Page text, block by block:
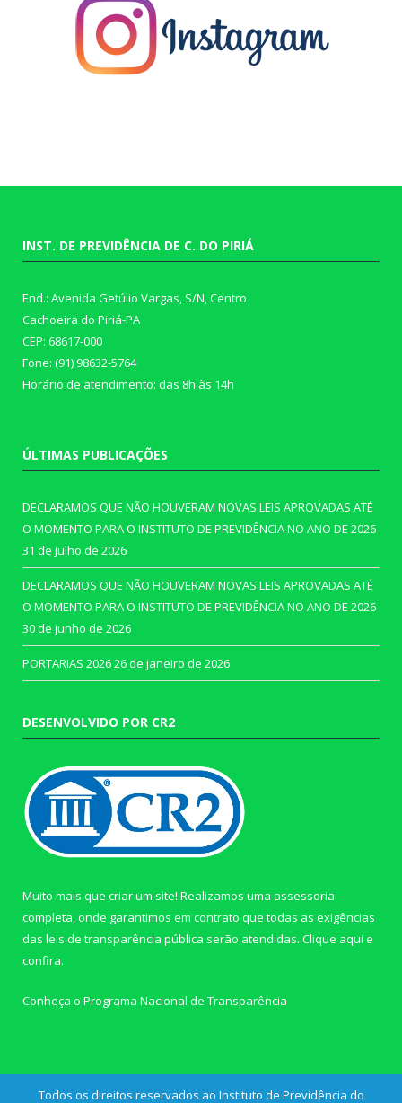
INST. DE PREVIDÊNCIA DE C. DO PIRIÁ
End.: Avenida Getúlio Vargas, S/N, Centro
Cachoeira do Piriá-PA
CEP: 68617-000
Fone: (91) 98632-5764
Horário de atendimento: das 8h às 14h
ÚLTIMAS PUBLICAÇÕES
DECLARAMOS QUE NÃO HOUVERAM NOVAS LEIS APROVADAS ATÉ
O MOMENTO PARA O INSTITUTO DE PREVIDÊNCIA NO ANO DE 2026
31 de julho de 2026
DECLARAMOS QUE NÃO HOUVERAM NOVAS LEIS APROVADAS ATÉ
O MOMENTO PARA O INSTITUTO DE PREVIDÊNCIA NO ANO DE 2026
30 de junho de 2026
PORTARIAS 202626 de janeiro de 2026
DESENVOLVIDO POR CR2
Muito mais que criar um site! Realizamos uma assessoria
completa, onde garantimos em contrato que todas as exigências
das leis de transparência pública serão atendidas. Clique aqui e
confira.
Conheça o Programa Nacional de Transparência
Todos os direitos reservados ao Instituto de Previdência do